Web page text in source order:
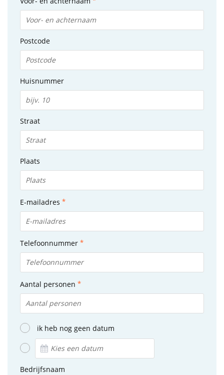
Postcode
Huisnummer
Straat
Plaats
E-mailadres
Telefoonnummer
Aantal personen
ik heb nog geen datum
Bedrijfsnaam